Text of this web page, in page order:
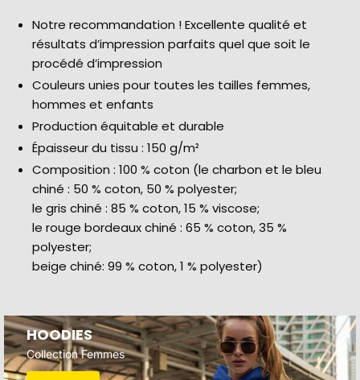
Notre recommandation ! Excellente qualité et
résultats d’impression parfaits quel que soit le
procédé d’impression
Couleurs unies pour toutes les tailles femmes,
hommes et enfants
Production équitable et durable
Épaisseur du tissu : 150 g/m²
Composition : 100 % coton (le charbon et le bleu
chiné : 50 % coton, 50 % polyester;
le gris chiné : 85 % coton, 15 % viscose;
le rouge bordeaux chiné : 65 % coton, 35 %
polyester;
beige chiné: 99 % coton, 1 % polyester)
HOODIES
Collection Femmes